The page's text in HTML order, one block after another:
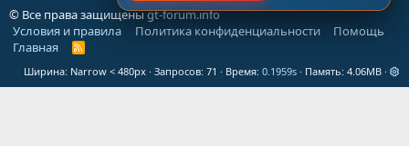
© Все права защищеныgt-forum.info
Условия и правила
Политика конфиденциальности
Помощь
Главная
R
S
Ширина Запросов 71 Время 0.1959s Память 4.06MB